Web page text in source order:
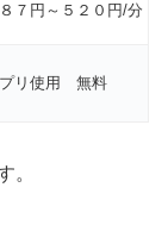
７円～５２０円/分
リ使用 無料
。